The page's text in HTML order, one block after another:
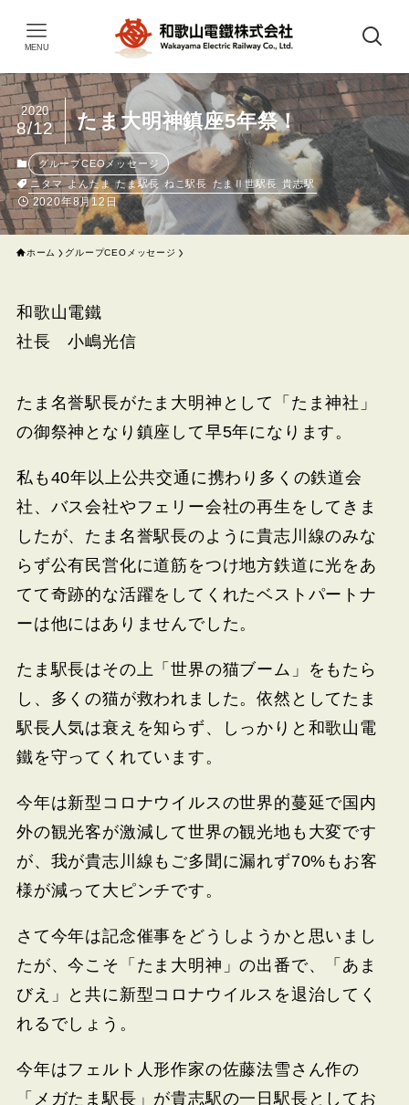
MENU
たま大明神鎮座5年祭！
2020
8/12
グループCEOメッセージ
ニタマ よんたま たま駅長 ねこ駅長 たまⅡ世駅長 貴志駅
2020年8月12日
ホーム グループCEOメッセージ
和歌山電鐵
社長 小嶋光信
たま名誉駅長がたま大明神として「たま神社」
の御祭神となり鎮座して早5年になります。
私も40年以上公共交通に携わり多くの鉄道会
社、バス会社やフェリー会社の再生をしてきま
したが、たま名誉駅長のように貴志川線のみな
らず公有民営化に道筋をつけ地方鉄道に光をあ
てて奇跡的な活躍をしてくれたベストパートナ
ーは他にはありませんでした。
たま駅長はその上「世界の猫ブーム」をもたら
し、多くの猫が救われました。依然としてたま
駅長人気は衰えを知らず、しっかりと和歌山電
鐵を守ってくれています。
今年は新型コロナウイルスの世界的蔓延で国内
外の観光客が激減して世界の観光地も大変です
が、我が貴志川線もご多聞に漏れず70%もお客
様が減って大ピンチです。
さて今年は記念催事をどうしようかと思いまし
たが、今こそ「たま大明神」の出番で、「あま
びえ」と共に新型コロナウイルスを退治してく
れるでしょう。
今年はフェルト人形作家の佐藤法雪さん作の
「メガたま駅長」が貴志駅の一日駅長としてお